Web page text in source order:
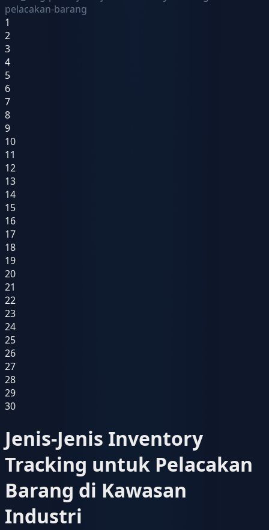
pelacakan-barang
1
2
3
4
5
6
7
8
9
10
11
12
13
14
15
16
17
18
19
20
21
22
23
24
25
26
27
28
29
30
Jenis-Jenis Inventory
Tracking untuk Pelacakan
Barang di Kawasan
Industri